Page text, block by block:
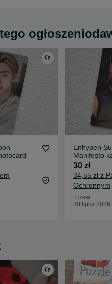
Enhypen
Manifesto
30 zł
34,55 zł z
Ochronnym
Tczew
30 lipca 2026